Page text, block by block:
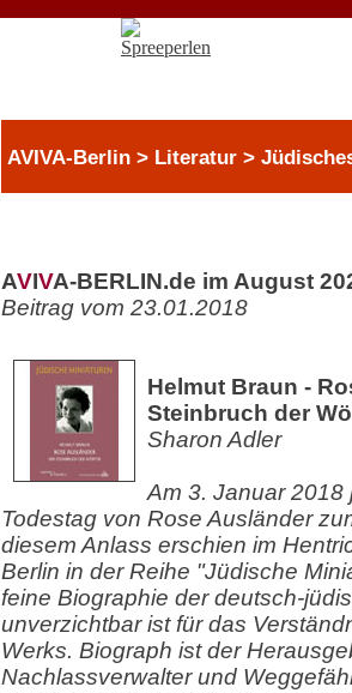
AVIVA-Berlin > Literatur >
AVIVA-BERLIN.de im August
Beitrag vom 23.01.2018
Helmut Braun -
Steinbruch der
Sharon Adler
Am 3. Januar 2018
Todestag von Rose Ausländer
diesem Anlass erschien im
Berlin in der Reihe "Jüdische
feine Biographie der deutsch-
unverzichtbar ist für das
Werks. Biograph ist der
Nachlassverwalter und